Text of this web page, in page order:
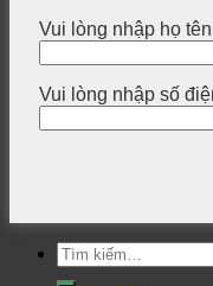
Vui lòng nhập họ
Vui lòng nhập số
Tìm
kiếm: